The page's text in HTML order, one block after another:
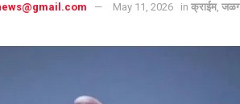
May 11, 2026 in क्राईम,